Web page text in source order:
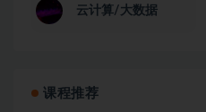
云计算/大数据
课程推荐